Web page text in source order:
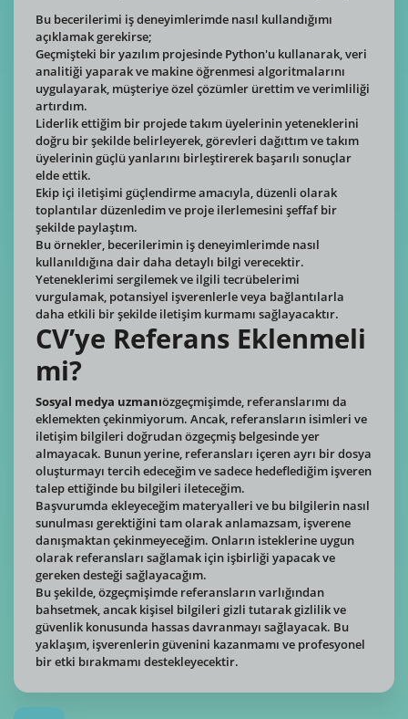
Bu becerilerimi iş deneyimlerimde nasıl kullandığımı
açıklamak gerekirse;
Geçmişteki bir yazılım projesinde Python'u kullanarak, veri
analitiği yaparak ve makine öğrenmesi algoritmalarını
uygulayarak, müşteriye özel çözümler ürettim ve verimliliği
artırdım.
Liderlik ettiğim bir projede takım üyelerinin yeteneklerini
doğru bir şekilde belirleyerek, görevleri dağıttım ve takım
üyelerinin güçlü yanlarını birleştirerek başarılı sonuçlar
elde ettik.
Ekip içi iletişimi güçlendirme amacıyla, düzenli olarak
toplantılar düzenledim ve proje ilerlemesini şeffaf bir
şekilde paylaştım.
Bu örnekler, becerilerimin iş deneyimlerimde nasıl
kullanıldığına dair daha detaylı bilgi verecektir.
Yeteneklerimi sergilemek ve ilgili tecrübelerimi
vurgulamak, potansiyel işverenlerle veya bağlantılarla
daha etkili bir şekilde iletişim kurmamı sağlayacaktır.
CV’ye Referans Eklenmeli
mi?
Sosyal medya uzmanıözgeçmişimde, referanslarımı da
eklemekten çekinmiyorum. Ancak, referansların isimleri ve
iletişim bilgileri doğrudan özgeçmiş belgesinde yer
almayacak. Bunun yerine, referansları içeren ayrı bir dosya
oluşturmayı tercih edeceğim ve sadece hedeflediğim işveren
talep ettiğinde bu bilgileri ileteceğim.
Başvurumda ekleyeceğim materyalleri ve bu bilgilerin nasıl
sunulması gerektiğini tam olarak anlamazsam, işverene
danışmaktan çekinmeyeceğim. Onların isteklerine uygun
olarak referansları sağlamak için işbirliği yapacak ve
gereken desteği sağlayacağım.
Bu şekilde, özgeçmişimde referansların varlığından
bahsetmek, ancak kişisel bilgileri gizli tutarak gizlilik ve
güvenlik konusunda hassas davranmayı sağlayacak. Bu
yaklaşım, işverenlerin güvenini kazanmamı ve profesyonel
bir etki bırakmamı destekleyecektir.